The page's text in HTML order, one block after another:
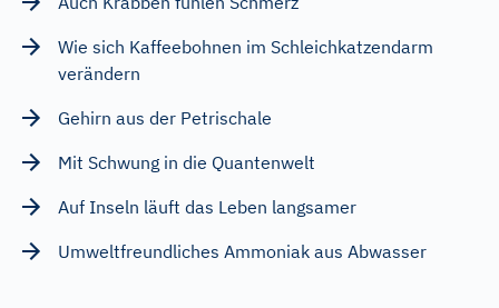
Wie sich Kaffeebohnen im Schleichkatzendarm
verändern
Gehirn aus der Petrischale
Mit Schwung in die Quantenwelt
Auf Inseln läuft das Leben langsamer
Umweltfreundliches Ammoniak aus Abwasser